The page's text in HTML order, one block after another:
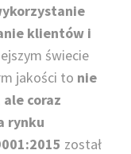
klientów i
świecie
jakości to nie
coraz
rynku
został